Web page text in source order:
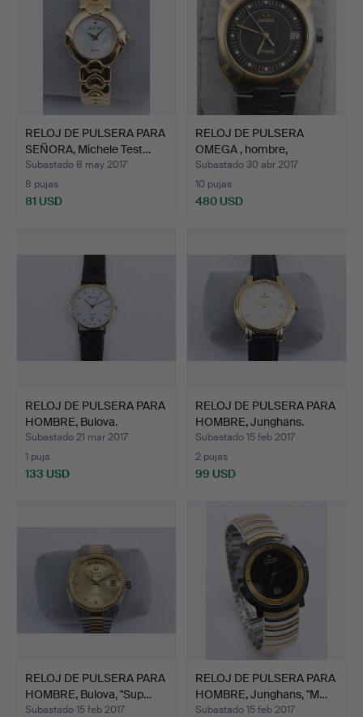
RELOJ DE PULSERA PARA
SEÑORA, Michele Test…
Subastado 8 may 2017
8 pujas
81 USD
RELOJ DE PULSERA
OMEGA , hombre,
Seamaster…
Subastado 30 abr 2017
10 pujas
480 USD
RELOJ DE PULSERA PARA
HOMBRE, Bulova.
Subastado 21 mar 2017
1 puja
133 USD
RELOJ DE PULSERA PARA
HOMBRE, Junghans.
Subastado 15 feb 2017
2 pujas
99 USD
RELOJ DE PULSERA PARA
HOMBRE, Bulova, "Sup…
Subastado 15 feb 2017
RELOJ DE PULSERA PARA
HOMBRE, Junghans, "M…
Subastado 15 feb 2017